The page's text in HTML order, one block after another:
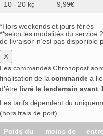
10 - 20 kg 9,99€
*Hors weekends et jours fériés
**selon les modalités du service
de livraison n’est pas disponible
X
Les commandes Chronopost
finalisation de la commande a
d’être livré le lendemain avant
Les tarifs dépendent du
(hors frais de port)
Poids du
moins de